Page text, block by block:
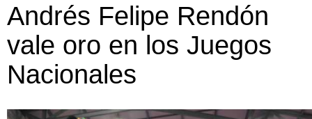
Andrés Felipe Rendón
vale oro en los Juegos
Nacionales